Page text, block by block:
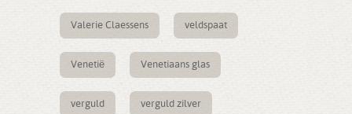
Valerie Claessens veldspaat
Venetië Venetiaans glas
verguld verguld zilver